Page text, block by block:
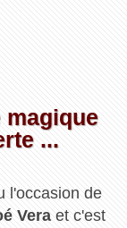
magique
...
l'occasion de
Veraet c'est